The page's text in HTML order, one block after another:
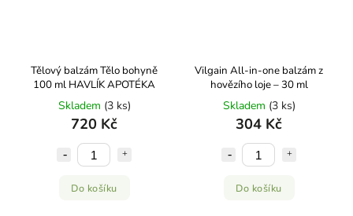
Tělový balzám Tělo bohyně
100 ml HAVLÍK APOTÉKA
Skladem (3 ks)
720 Kč
Do košíku
Vilgain All-in-one balzám z
hovězího loje – 30 ml
Skladem (3 ks)
304 Kč
Do košíku